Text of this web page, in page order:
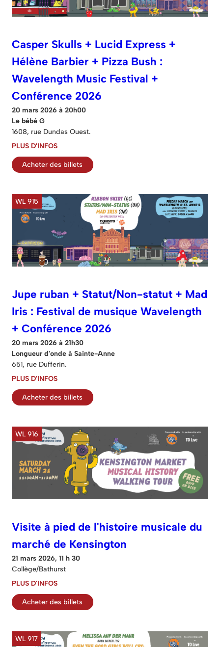
Casper Skulls + Lucid Express +
Hélène Barbier + Pizza Bush :
Wavelength Music Festival +
Conférence 2026
20 mars 2026 à 20h00
Le bébé G
1608, rue Dundas Ouest.
PLUS D'INFOS
Acheter des billets
WL 915
Jupe ruban + Statut/Non-statut + Mad
Iris : Festival de musique Wavelength
+ Conférence 2026
20 mars 2026 à 21h30
Longueur d'onde à Sainte-Anne
651, rue Dufferin.
PLUS D'INFOS
Acheter des billets
WL 916
Visite à pied de l'histoire musicale du
marché de Kensington
21 mars 2026, 11 h 30
Collège/Bathurst
PLUS D'INFOS
Acheter des billets
WL 917